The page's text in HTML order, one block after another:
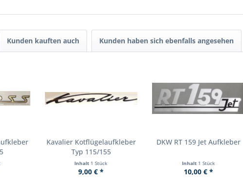
Kunden kauften auch Kunden haben sich ebenfalls angesehen
Kavalier Kotflügelaufkleber
Typ 115/155
Inhalt 1 Stück
9,00 € *
DKW RT 159 Jet Aufkleber
Inhalt 1 Stück
10,00 € *